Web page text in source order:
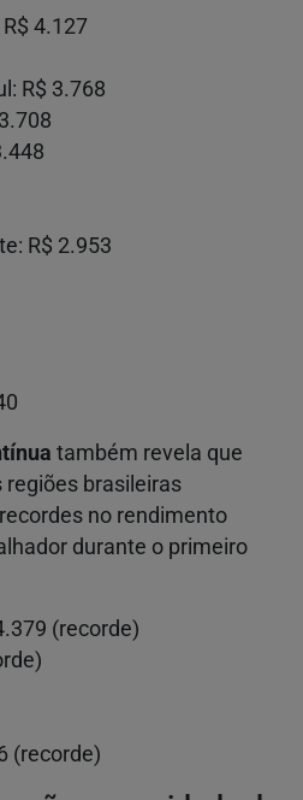
4.127
R$ 3.768
R$ 2.953
também revela que
regiões brasileiras
no rendimento
durante o primeiro
(recorde)
(recorde)